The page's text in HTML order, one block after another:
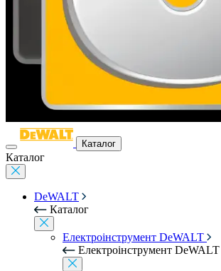
Каталог
Каталог
DeWALT
Каталог
Електроінструмент DeWALT
Електроінструмент DeWALT